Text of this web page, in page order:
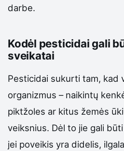
darbe.
Kodėl pesticidai gali
sveikatai
Pesticidai sukurti tam, kad
organizmus – naikintų
piktžoles ar kitus žemės
veiksnius. Dėl to jie gali
jei poveikis yra didelis,